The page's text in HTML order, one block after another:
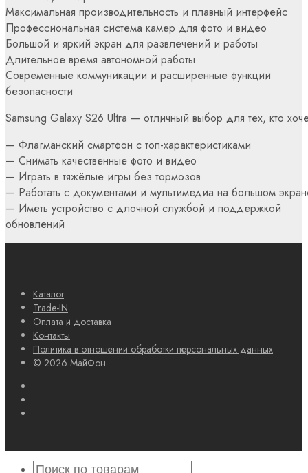
Максимальная производительность и плавный интерфейс
Профессиональная система камер для фото и видео
Большой и яркий экран для развлечений и работы
Длительное время автономной работы
Современные коммуникации и расширенные функции
безопасности
Samsung Galaxy S26 Ultra — отличный выбор для тех, кто
— Флагманский смартфон с топ-характеристиками
— Снимать качественные фото и видео
— Играть в тяжёлые игры без тормозов
— Работать с документами и мультимедиа на большом
— Иметь устройство с длочной службой и поддержкой
обновлений
Каталог
Trade-IN
Оплата и доставка
Контакты
Политика в отношении обработки персональных данных
© 2026 МайФон